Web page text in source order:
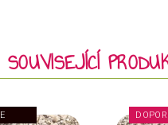
SOUVISEJÍCÍ